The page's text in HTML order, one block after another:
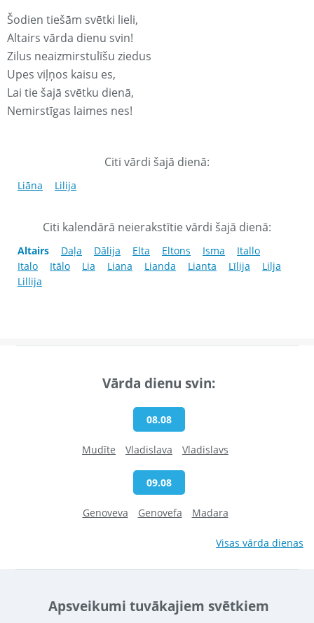
Šodien tiešām svētki lieli,
Altairs vārda dienu svin!
Zilus neaizmirstulīšu ziedus
Upes viļņos kaisu es,
Lai tie šajā svētku dienā,
Nemirstīgas laimes nes!
Citi vārdi šajā dienā:
Liāna Lilija
Citi kalendārā neierakstītie vārdi šajā dienā:
Altairs Daļa Dālija Elta Eltons Isma
Itallo
Italo
Itālo Lia Liana Lianda Lianta Līlija
Lilja
Lillija
Vārda dienu svin:
08.08
Mudīte Vladislava Vladislavs
09.08
Genoveva Genovefa Madara
Visas vārda dienas
Apsveikumi tuvākajiem svētkiem